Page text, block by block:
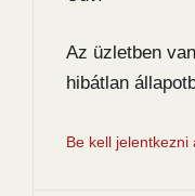
Az üzletben
hibátlan
Be kell jelentkezni